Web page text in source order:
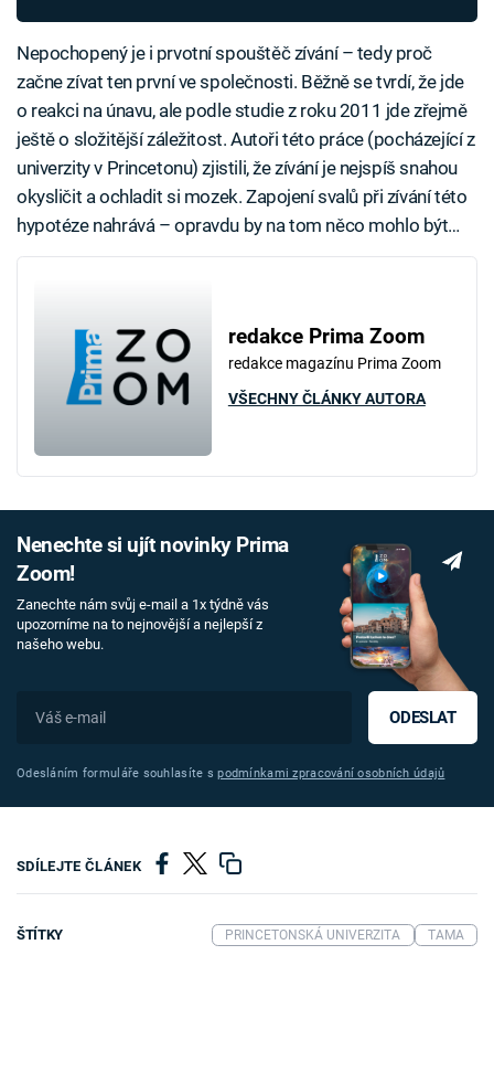
Nepochopený je i prvotní spouštěč zívání – tedy proč
začne zívat ten první ve společnosti. Běžně se tvrdí, že jde
o reakci na únavu, ale podle studie z roku 2011 jde zřejmě
ještě o složitější záležitost. Autoři této práce (pocházející z
univerzity v Princetonu) zjistili, že zívání je nejspíš snahou
okysličit a ochladit si mozek. Zapojení svalů při zívání této
hypotéze nahrává – opravdu by na tom něco mohlo být…
redakce Prima Zoom
redakce magazínu Prima Zoom
VŠECHNY ČLÁNKY AUTORA
Nenechte si ujít novinky Prima
Zoom!
Zanechte nám svůj e-mail a 1x týdně vás
upozorníme na to nejnovější a nejlepší z
našeho webu.
ODESLAT
Odesláním formuláře souhlasíte spodmínkami zpracování osobních údajů
SDÍLEJTE ČLÁNEK
ŠTÍTKY PRINCETONSKÁ UNIVERZITA TAMA